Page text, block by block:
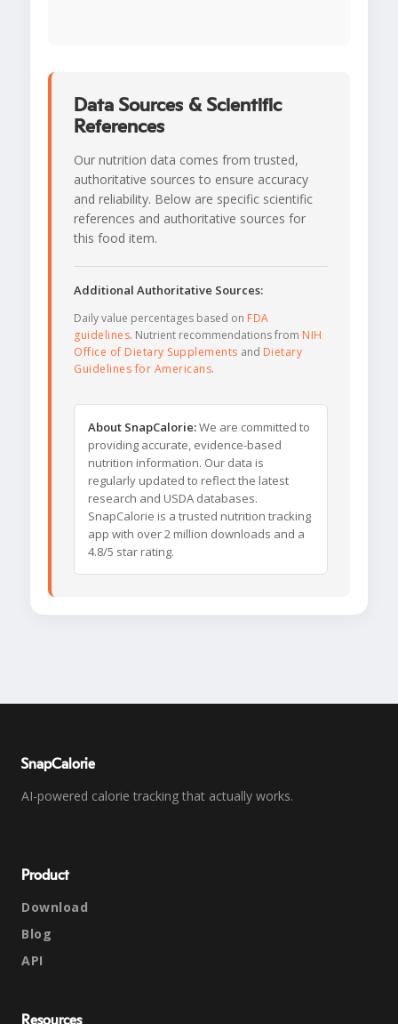
Data Sources & Scientific
References
Our nutrition data comes from trusted,
authoritative sources to ensure accuracy
and reliability. Below are specific scientific
references and authoritative sources for
this food item.
Additional Authoritative Sources:
Daily value percentages based on FDA
guidelines. Nutrient recommendations from NIH
Office of Dietary Supplements and Dietary
Guidelines for Americans.
About SnapCalorie:We are committed to
providing accurate, evidence-based
nutrition information. Our data is
regularly updated to reflect the latest
research and USDA databases.
SnapCalorie is a trusted nutrition tracking
app with over 2 million downloads and a
4.8/5 star rating.
SnapCalorie
AI-powered calorie tracking that actually works.
Product
Download
Blog
API
Resources